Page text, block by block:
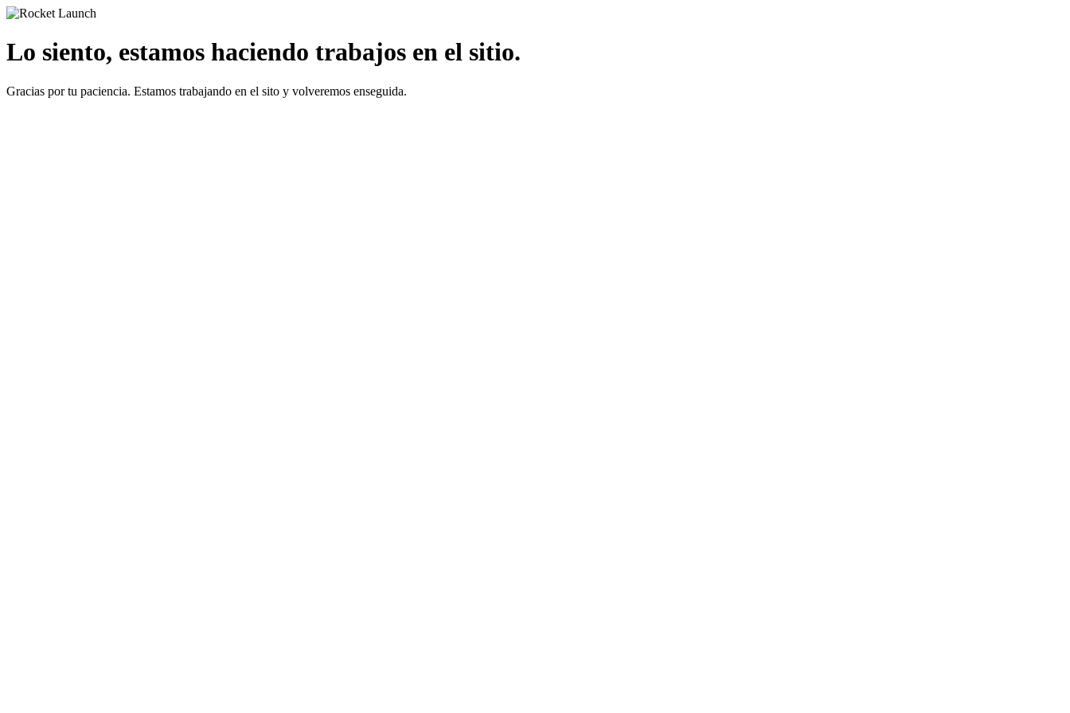
Lo siento, estamos haciendo trabajos en el sitio.
Gracias por tu paciencia. Estamos trabajando en el sito y volveremos enseguida.